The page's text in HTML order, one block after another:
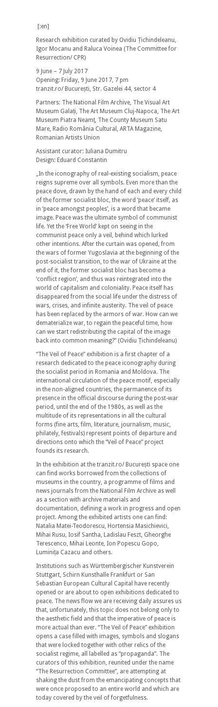
[:en]
Research exhibition curated by Ovidiu Țichindeleanu,
Igor Mocanu and Raluca Voinea (The Committee for
Resurrection/ CPR)
9 June – 7 July 2017
Opening: Friday, 9 June 2017, 7 pm
tranzit.ro/ București, Str. Gazelei 44, sector 4
Partners: The National Film Archive, The Visual Art
Museum Galați, The Art Museum Cluj-Napoca, The Art
Museum Piatra Neamț, The County Museum Satu
Mare, Radio România Cultural, ARTA Magazine,
Romanian Artists Union
Assistant curator: Iuliana Dumitru
Design: Eduard Constantin
„In the iconography of real-existing socialism, peace
reigns supreme over all symbols. Even more than the
peace dove, drawn by the hand of each and every child
of the former socialist bloc, the word ‘peace’ itself, as
in ‘peace amongst peoples’, is a word that became
image. Peace was the ultimate symbol of communist
life. Yet the ‘Free World’ kept on seeing in the
communist peace only a veil, behind which lurked
other intentions. After the curtain was opened, from
the wars of former Yugoslavia at the beginning of the
post-socialist transition, to the war of Ukraine at the
end of it, the former socialist bloc has become a
‘conflict region’, and thus was reintegrated into the
world of capitalism and coloniality. Peace itself has
disappeared from the social life under the distress of
wars, crises, and infinite austerity. The veil of peace
has been replaced by the armors of war. How can we
dematerialize war, to regain the peaceful time, how
can we start redistributing the capital of the image
back into common meaning?” (Ovidiu Țichindeleanu)
“The Veil of Peace” exhibition is a first chapter of a
research dedicated to the peace iconography during
the socialist period in Romania and Moldova. The
international circulation of the peace motif, especially
in the non-aligned countries, the permanence of its
presence in the official discourse during the post-war
period, until the end of the 1980s, as well as the
multitude of its representations in all the cultural
forms (fine arts, film, literature, journalism, music,
philately, festivals) represent points of departure and
directions onto which the “Veil of Peace” project
founds its research.
In the exhibition at the tranzit.ro/ București space one
can find works borrowed from the collections of
museums in the country, a programme of films and
news journals from the National Film Archive as well
as a section with archive materials and
documentation, defining a work in progress and open
project. Among the exhibited artists one can find:
Natalia Matei-Teodorescu, Hortensia Masichievici,
Mihai Rusu, Iosif Santha, Ladislau Feszt, Gheorghe
Terescenco, Mihai Leonte, Ion Popescu Gopo,
Luminița Cazacu and others.
Institutions such as Württembergischer Kunstverein
Stuttgart, Schirn Kunsthalle Frankfurt or San
Sebastian European Cultural Capital have recently
opened or are about to open exhibitions dedicated to
peace. The news flow we are receiving daily assures us
that, unfortunately, this topic does not belong only to
the aesthetic field and that the imperative of peace is
more actual than ever. “The Veil of Peace” exhibition
opens a case filled with images, symbols and slogans
that were locked together with other relics of the
socialist regime, all labelled as “propaganda”. The
curators of this exhibition, reunited under the name
“The Resurrection Committee”, are attempting at
shaking the dust from the emancipating concepts that
were once proposed to an entire world and which are
today covered by the veil of forgetfulness.